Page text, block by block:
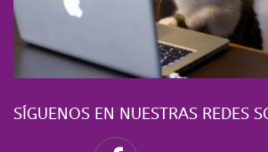
SÍGUENOS EN NUESTRAS REDES